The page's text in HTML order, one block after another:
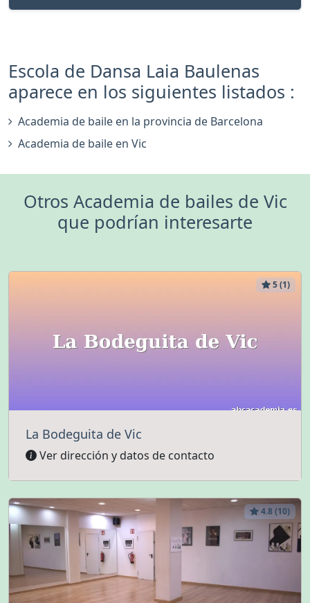
Escola de Dansa Laia Baulenas
aparece en los siguientes listados :
Academia de baile en la provincia de Barcelona
Academia de baile en Vic
Otros Academia de bailes de Vic
que podrían interesarte
5 (1)
La Bodeguita de Vic
Ver dirección y datos de contacto
4.8 (10)